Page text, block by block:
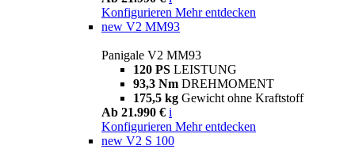
Konfigurieren Mehr entdecken
new V2 MM93
Panigale V2 MM93
120 PS LEISTUNG
93,3 Nm DREHMOMENT
175,5 kg Gewicht ohne Kraftstoff
Ab 21.990 € i
Konfigurieren Mehr entdecken
new V2 S 100